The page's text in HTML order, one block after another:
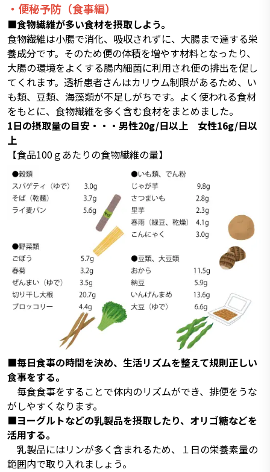
・便秘予防（食事編）
■食物繊維が多い食材を摂取しよう。
食物繊維は小腸で消化、吸収されずに、大腸まで達する栄
養成分です。そのため便の体積を増やす材料となったり、
大腸の環境をよくする腸内細菌に利用され便の排出を促し
てくれます。透析患者さんはカリウム制限があるため、い
も類、豆類、海藻類が不足しがちです。よく使われる食材
をもとに、食物繊維を多く含む食材をまとめました。
1日の摂取量の目安・・・男性20g/日以上 女性16g/日以
上
【食品100ｇあたりの食物繊維の量】
■毎日食事の時間を決め、生活リズムを整えて規則正しい
食事をする。
毎食食事をすることで体内のリズムができ、排便をうな
がしやすくなります。
■ヨーグルトなどの乳製品を摂取したり、オリゴ糖などを
活用する。
乳製品にはリンが多く含まれるため、１日の栄養素量の
範囲内で取り入れましょう。